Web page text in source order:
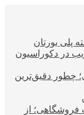
پلی یورتان
در دکوراسیون
چطور دقیق‌ترین
فروشگاهی؛ از